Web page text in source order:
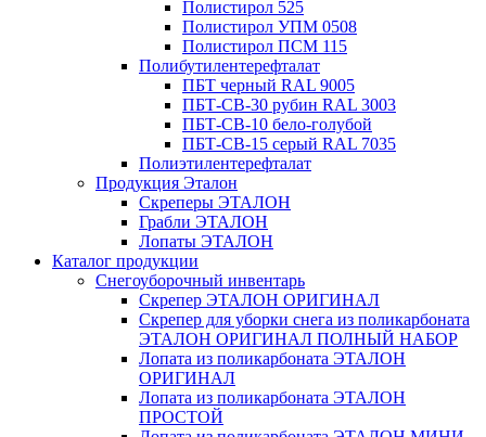
Полистирол 525
Полистирол УПМ 0508
Полистирол ПСМ 115
Полибутилентерефталат
ПБТ черный RAL 9005
ПБТ-СВ-30 рубин RAL 3003
ПБТ-СВ-10 бело-голубой
ПБТ-СВ-15 серый RAL 7035
Полиэтилентерефталат
Продукция Эталон
Скреперы ЭТАЛОН
Грабли ЭТАЛОН
Лопаты ЭТАЛОН
Каталог продукции
Снегоуборочный инвентарь
Скрепер ЭТАЛОН ОРИГИНАЛ
Скрепер для уборки снега из поликарбоната
ЭТАЛОН ОРИГИНАЛ ПОЛНЫЙ НАБОР
Лопата из поликарбоната ЭТАЛОН
ОРИГИНАЛ
Лопата из поликарбоната ЭТАЛОН
ПРОСТОЙ